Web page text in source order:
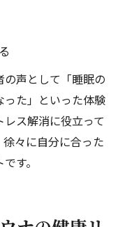
声として「睡眠の
た」といった体験
ス解消に役立って
々に自分に合った
す。